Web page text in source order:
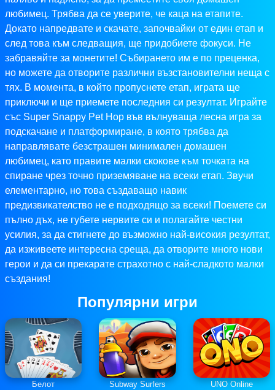
любимец. Трябва да се уверите, че каца на етапите.
Докато напредвате и скачате, започвайки от един етап и
след това към следващия, ще придобиете фокуси. Не
забравяйте за монетите! Събирането им е по преценка,
но можете да отворите различни възстановителни неща с
тях. В момента, в който пропуснете етап, играта ще
приключи и ще приемете последния си резултат. Играйте
със Super Snappy Pet Hop във вълнуваща лесна игра за
подскачане и платформиране, в която трябва да
направлявате безстрашен минимален домашен
любимец, като правите малки скокове към точката на
спиране чрез точно приземяване на всеки етап. Звучи
елементарно, но това създаващо навик
предизвикателство не е подходящо за всеки! Поемете си
пълно дъх, не губете нервите си и полагайте честни
усилия, за да стигнете до възможно най-високия резултат,
да изживеете интересна среща, да отворите много нови
герои и да си прекарате страхотно с най-сладкото малки
създания!
Популярни игри
Белот Subway Surfers UNO Online